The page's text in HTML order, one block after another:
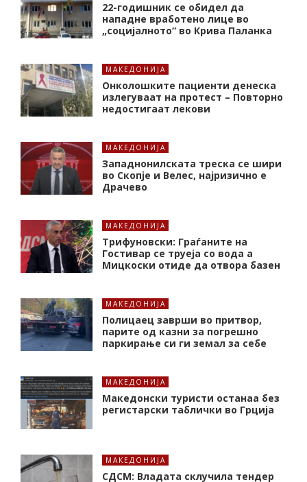
22-годишник се обидел да
нападне вработено лице во
„социјалното“ во Крива Паланка
МАКЕДОНИЈА
Онколошките пациенти денеска
излегуваат на протест – Повторно
недостигаат лекови
МАКЕДОНИЈА
Западнонилската треска се шири
во Скопје и Велес, најризично е
Драчево
МАКЕДОНИЈА
Трифуновски: Граѓаните на
Гостивар се труеја со вода а
Мицкоски отиде да отвора базен
МАКЕДОНИЈА
Полицаец заврши во притвор,
парите од казни за погрешно
паркирање си ги земал за себе
МАКЕДОНИЈА
Македонски туристи останаа без
регистарски таблички во Грција
МАКЕДОНИЈА
СДСМ: Владата склучила тендер